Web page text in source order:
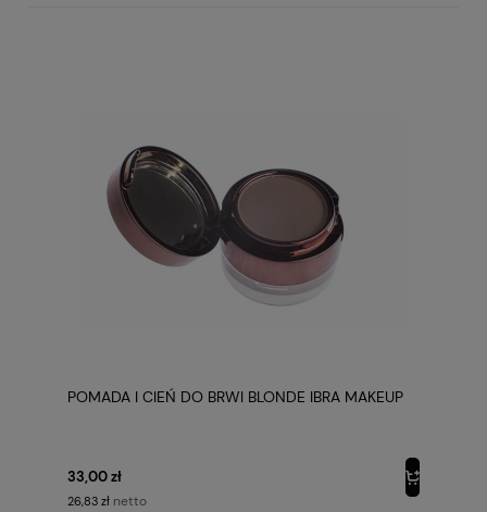
POMADA I CIEŃ DO BRWI BLONDE IBRA MAKEUP
33,00 zł
26,83 zł netto